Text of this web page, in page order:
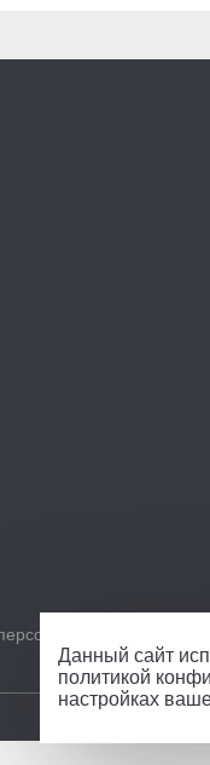
данных
Данный сайт
политикой
настройках